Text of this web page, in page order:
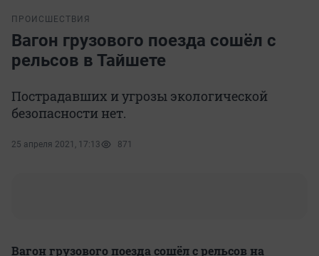
ПРОИСШЕСТВИЯ
Вагон грузового поезда сошёл с
рельсов в Тайшете
Пострадавших и угрозы экологической
безопасности нет.
25 апреля 2021, 17:13 871
Вагон грузового поезда сошёл с рельсов на